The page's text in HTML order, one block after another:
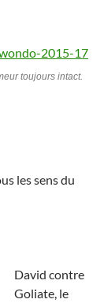
toujours intact.
les sens du
David contre
Goliate, le